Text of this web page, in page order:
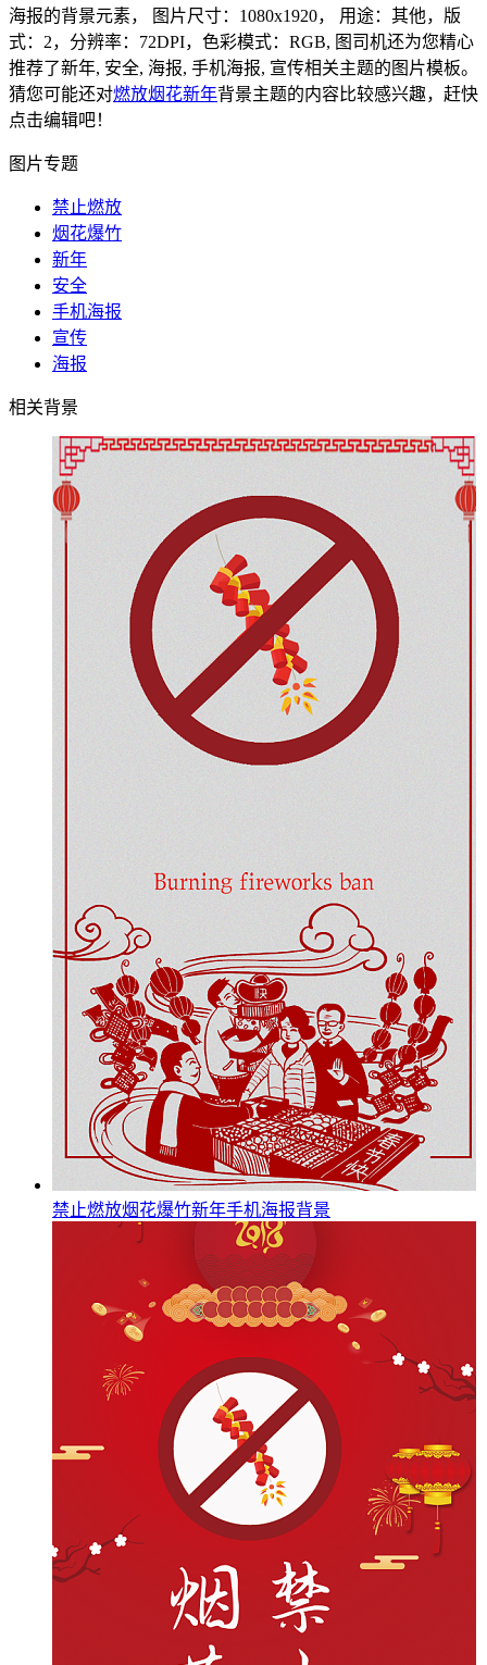
海报的背景元素， 图片尺寸：1080x1920， 用途：其他，版
式：2，分辨率：72DPI，色彩模式：RGB, 图司机还为您精心
推荐了新年, 安全, 海报, 手机海报, 宣传相关主题的图片模板。
猜您可能还对燃放烟花新年背景主题的内容比较感兴趣，赶快
点击编辑吧！
图片专题
禁止燃放
烟花爆竹
新年
安全
手机海报
宣传
海报
相关背景
禁止燃放烟花爆竹新年手机海报背景